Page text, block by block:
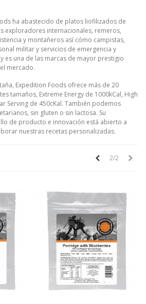
ha abastecido de platos liofilizados de
exploradores internacionales, remeros,
y montañeros así cómo campistas,
militar y servicios de emergencia y
es una de las marcas de mayor prestigio
mercado.
Expedition Foods ofrece más de 20
tamaños, Extreme Energy de 1000kCal, High
Serving de 450cKal. También podemos
sin gluten o sin lactosa. Su
de producto e innovación está abierto a
nuestras recetas personalizadas.
Anterior
2/2